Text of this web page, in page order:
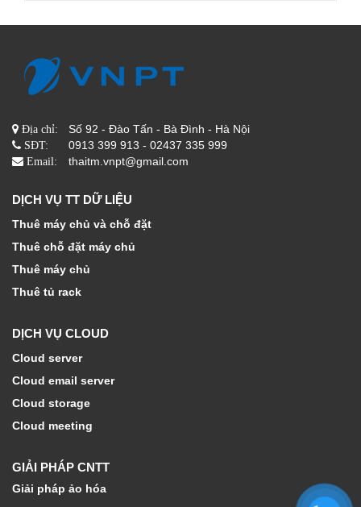
Địa chỉ: Số 92 - Đào Tấn - Bà Đình - Hà Nội
SĐT: 0913 399 913 - 02437 335 999
Email: thaitm.vnpt@gmail.com
DỊCH VỤ TT DỮ LIỆU
Thuê máy chủ và chỗ đặt
Thuê chỗ đặt máy chủ
Thuê máy chủ
Thuê tủ rack
DỊCH VỤ CLOUD
Cloud server
Cloud email server
Cloud storage
Cloud meeting
GIẢI PHÁP CNTT
Giải pháp ảo hóa